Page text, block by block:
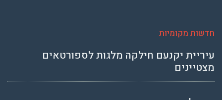
חדשות מקומיות
עיריית יקנעם חילקה מלגות לספורטאים
מצטיינים